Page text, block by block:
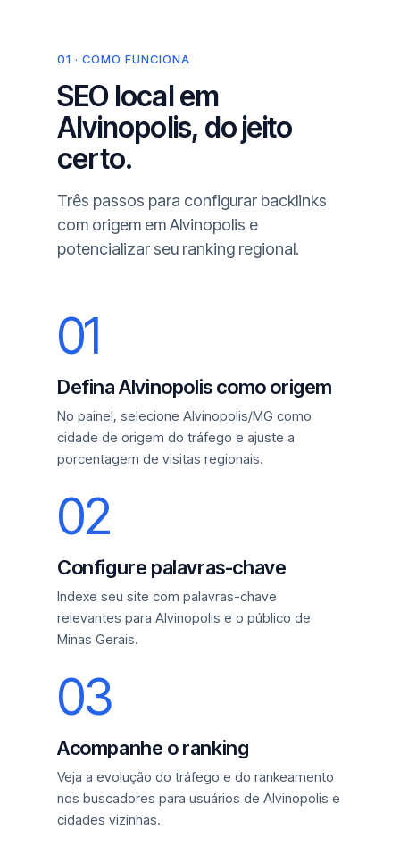
01 · COMO FUNCIONA
SEO local em
Alvinopolis, do jeito
certo.
Três passos para configurar backlinks
com origem em Alvinopolis e
potencializar seu ranking regional.
01
Defina Alvinopolis como origem
No painel, selecione Alvinopolis/MG como
cidade de origem do tráfego e ajuste a
porcentagem de visitas regionais.
02
Configure palavras-chave
Indexe seu site com palavras-chave
relevantes para Alvinopolis e o público de
Minas Gerais.
03
Acompanhe o ranking
Veja a evolução do tráfego e do rankeamento
nos buscadores para usuários de Alvinopolis e
cidades vizinhas.